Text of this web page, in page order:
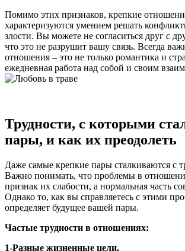
Помимо этих признаков, крепкие
характеризуются умением решать
злости. Вы можете не согласиться друг с
что это не разрушит вашу связь. Всегда
отношения – это не только романтика и
ежедневная работа над собой и своим
Трудности, с которыми
пары, и как их преодолеть
Даже самые крепкие пары сталкиваются с
Важно понимать, что проблемы в
признак их слабости, а нормальная часть
Однако то, как вы справляетесь с этими
определяет будущее вашей пары.
Частые трудности в отношениях:
1-Разные жизненные цели.